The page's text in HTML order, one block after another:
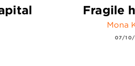
Fragile
Mona
07/